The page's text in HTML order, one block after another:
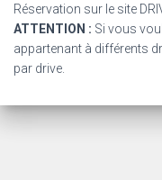
Réservation sur le site
ATTENTION : Si vous
appartenant à différents
par drive.